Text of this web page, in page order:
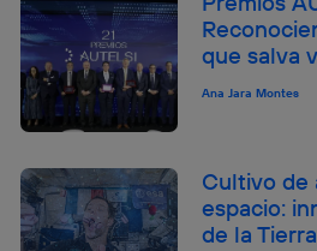
que salva
Ana Jara Montes
Cultivo de
espacio:
de la Tierra